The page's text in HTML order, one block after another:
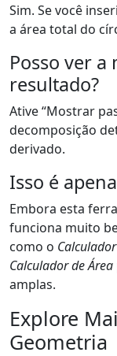
Sim. Se você
a área total do
Posso ver
resultado?
Ative “Mostrar
decomposição
derivado.
Isso é
Embora esta
funciona muito
como o
Calculador de Área
amplas.
Explore
Geometria